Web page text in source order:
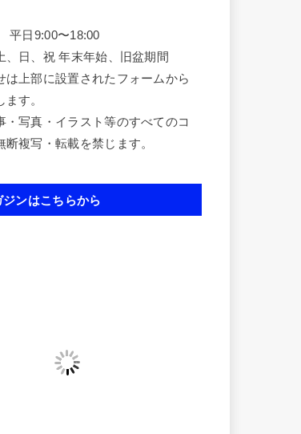
平日9:00〜18:00
、日、祝 年末年始、旧盆期間
は上部に設置されたフォームから
す。
写真・イラスト等のすべてのコ
断複写・転載を禁じます。
ジンはこちらから